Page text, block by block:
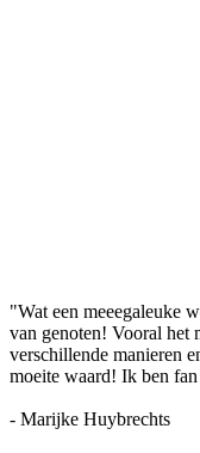
"Wat een meeegaleuke
van genoten! Vooral het
verschillende manieren
moeite waard! Ik ben
- Marijke Huybrechts